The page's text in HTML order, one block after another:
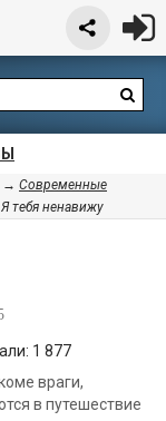
→ Современные
тебя ненавижу
1 877
враги,
в путешествие